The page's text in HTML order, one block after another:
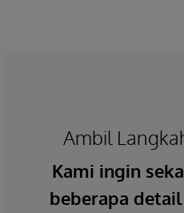
Ambil
Kami ingin
beberapa